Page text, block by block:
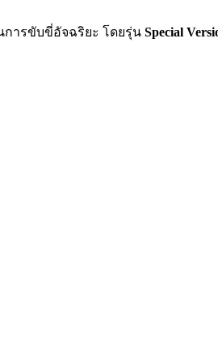
การขับขี่อัจฉริยะ โดยรุ่น Special